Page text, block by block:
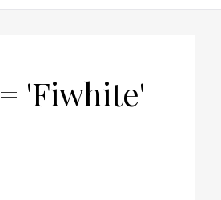
'Fiwhite'